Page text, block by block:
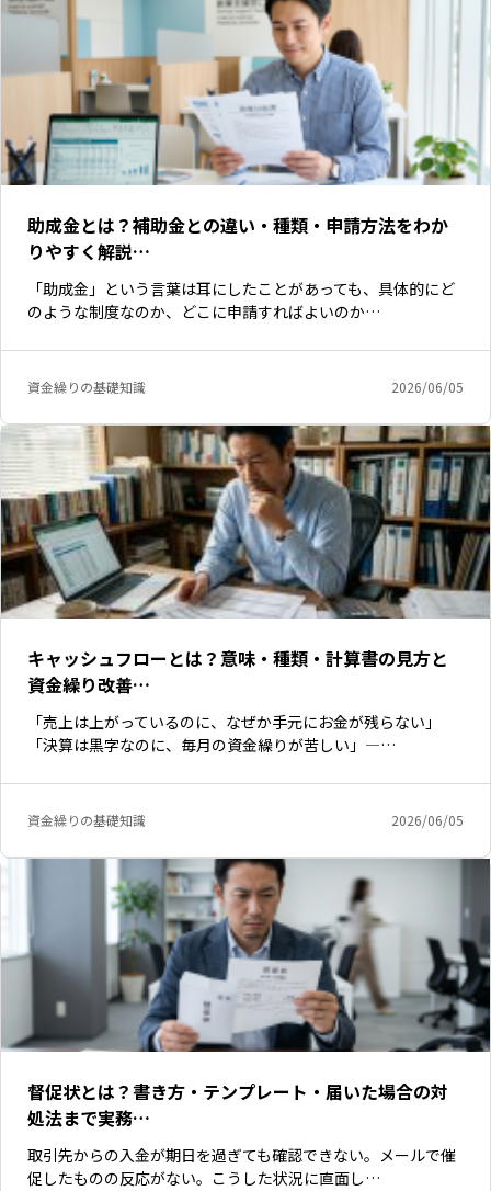
助成金とは？補助金との違い・種類・申請方法をわか
りやすく解説…
「助成金」という言葉は耳にしたことがあっても、具体的にど
のような制度なのか、どこに申請すればよいのか…
資金繰りの基礎知識 2026/06/05
キャッシュフローとは？意味・種類・計算書の見方と
資金繰り改善…
「売上は上がっているのに、なぜか手元にお金が残らない」
「決算は黒字なのに、毎月の資金繰りが苦しい」—…
資金繰りの基礎知識 2026/06/05
督促状とは？書き方・テンプレート・届いた場合の対
処法まで実務…
取引先からの入金が期日を過ぎても確認できない。メールで催
促したものの反応がない。こうした状況に直面し…